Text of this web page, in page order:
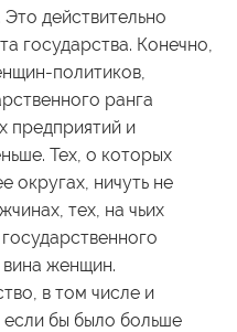
действительно
государства. Конечно,
политиков,
ранга
предприятий и
Тех, о которых
округах, ничуть не
тех, на чьих
женщин.
в том числе и
если бы было больше